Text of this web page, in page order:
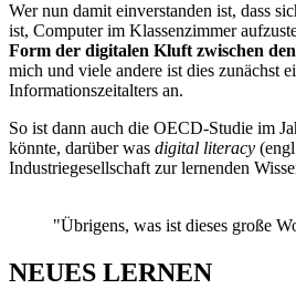
Wer nun damit einverstanden ist, dass
ist, Computer im Klassenzimmer
Form der digitalen Kluft zwischen
mich und viele andere ist dies zunächst
Informationszeitalters an.
So ist dann auch die OECD-Studie im
könnte, darüber was digital literacy
Industriegesellschaft zur lernenden
"Übrigens, was ist dieses große
NEUES LERNEN